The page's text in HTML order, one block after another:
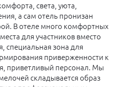
света, уюта,
а сам отель пронизан
В отеле много комфортных
для участников вместо
специальная зона для
приверженности к
приветливый персонал. Мы
складывается образ